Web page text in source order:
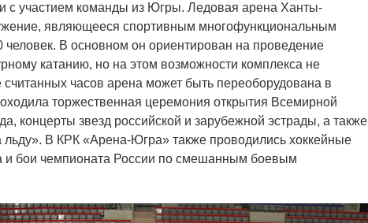
с участием команды из Югры. Ледовая арена Ханты-
являющееся спортивным многофункциональным
В основном он ориентирован на проведение
катанию, но на этом возможности комплекса не
часов арена может быть переоборудована в
торжественная церемония открытия Всемирной
концерты звезд российской и зарубежной эстрады, а также
В КРК «Арена-Югра» также проводились хоккейные
и бои чемпионата России по смешанным боевым